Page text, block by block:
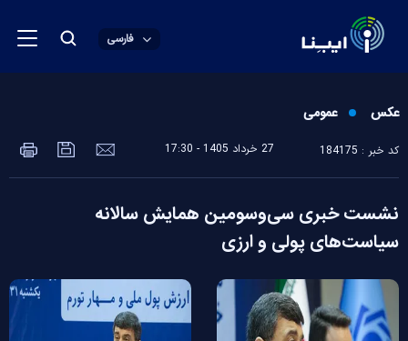
فارسی
عکس عمومی
کد خبر : 184175 27 خرداد 1405 - 17:30
نشست خبری سی‌وسومین همایش سالانه
سیاست‌های پولی و ارزی